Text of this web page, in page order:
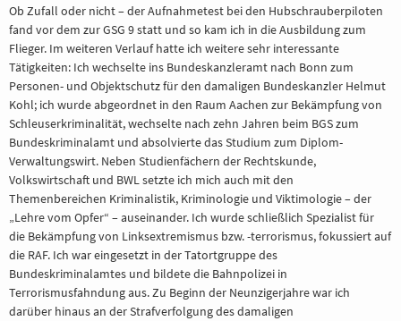
Ob Zufall oder nicht – der Aufnahmetest bei den Hubschrauberpiloten
fand vor dem zur GSG 9 statt und so kam ich in die Ausbildung zum
Flieger. Im weiteren Verlauf hatte ich weitere sehr interessante
Tätigkeiten: Ich wechselte ins Bundeskanzleramt nach Bonn zum
Personen- und Objektschutz für den damaligen Bundeskanzler Helmut
Kohl; ich wurde abgeordnet in den Raum Aachen zur Bekämpfung von
Schleuserkriminalität, wechselte nach zehn Jahren beim BGS zum
Bundeskriminalamt und absolvierte das Studium zum Diplom-
Verwaltungswirt. Neben Studienfächern der Rechtskunde,
Volkswirtschaft und BWL setzte ich mich auch mit den
Themenbereichen Kriminalistik, Kriminologie und Viktimologie – der
„Lehre vom Opfer“ – auseinander. Ich wurde schließlich Spezialist für
die Bekämpfung von Linksextremismus bzw. -terrorismus, fokussiert auf
die RAF. Ich war eingesetzt in der Tatortgruppe des
Bundeskriminalamtes und bildete die Bahnpolizei in
Terrorismusfahndung aus. Zu Beginn der Neunzigerjahre war ich
darüber hinaus an der Strafverfolgung des damaligen